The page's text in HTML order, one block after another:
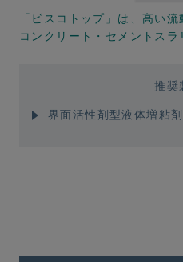
「ビスコトップ」は、高い
コンクリート・セメントスラ
推奨
界面活性剤型液体増粘